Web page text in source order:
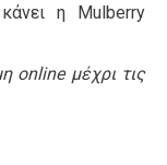
η Mulberry
online μέχρι τις